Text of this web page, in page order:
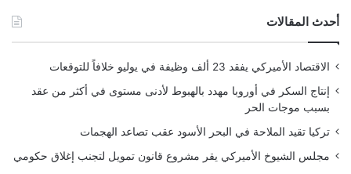
إ
ا
ف
م
ؤ
ق
ص
ا
ز
د
أحدث المقالات
الاقتصاد الأميركي يفقد 23 ألف وظيفة في يوليو خلافاً للتوقعات
إنتاج السكر في أوروبا مهدد بالهبوط لأدنى مستوى في أكثر من عقد
بسبب موجات الحر
تركيا تقيد الملاحة في البحر الأسود عقب تصاعد الهجمات
مجلس الشيوخ الأميركي يقر مشروع قانون تمويل لتجنب إغلاق حكومي